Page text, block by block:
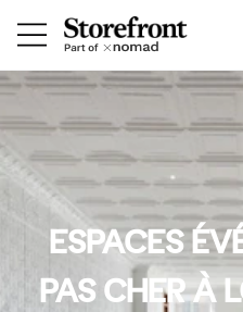
ESPACES
PAS CHER À